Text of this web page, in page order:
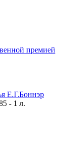
премией
Е.Г.Боннэр
- 1 л.